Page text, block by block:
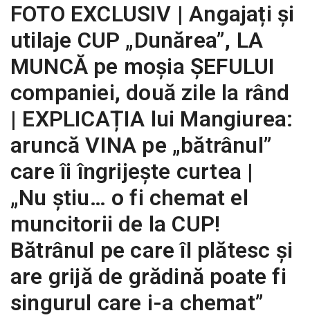
FOTO EXCLUSIV | Angajați și
utilaje CUP „Dunărea”, LA
MUNCĂ pe moșia ȘEFULUI
companiei, două zile la rând
| EXPLICAȚIA lui Mangiurea:
aruncă VINA pe „bătrânul”
care îi îngrijește curtea |
„Nu știu… o fi chemat el
muncitorii de la CUP!
Bătrânul pe care îl plătesc și
are grijă de grădină poate fi
singurul care i-a chemat”